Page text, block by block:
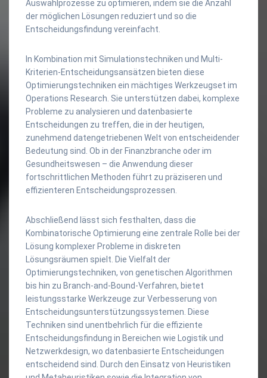
Auswahlprozesse zu optimieren, indem sie die Anzahl
der möglichen Lösungen reduziert und so die
Entscheidungsfindung vereinfacht.
In Kombination mit Simulationstechniken und Multi-
Kriterien-Entscheidungsansätzen bieten diese
Optimierungstechniken ein mächtiges Werkzeugset im
Operations Research. Sie unterstützen dabei, komplexe
Probleme zu analysieren und datenbasierte
Entscheidungen zu treffen, die in der heutigen,
zunehmend datengetriebenen Welt von entscheidender
Bedeutung sind. Ob in der Finanzbranche oder im
Gesundheitswesen – die Anwendung dieser
fortschrittlichen Methoden führt zu präziseren und
effizienteren Entscheidungsprozessen.
Abschließend lässt sich festhalten, dass die
Kombinatorische Optimierung eine zentrale Rolle bei der
Lösung komplexer Probleme in diskreten
Lösungsräumen spielt. Die Vielfalt der
Optimierungstechniken, von genetischen Algorithmen
bis hin zu Branch-and-Bound-Verfahren, bietet
leistungsstarke Werkzeuge zur Verbesserung von
Entscheidungsunterstützungssystemen. Diese
Techniken sind unentbehrlich für die effiziente
Entscheidungsfindung in Bereichen wie Logistik und
Netzwerkdesign, wo datenbasierte Entscheidungen
entscheidend sind. Durch den Einsatz von Heuristiken